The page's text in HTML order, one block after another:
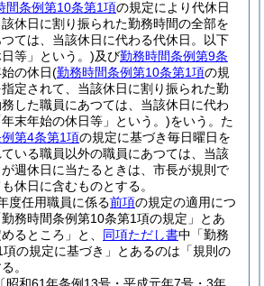
間条例第10条第1項の規定により代休日
休日に割り振られた勤務時間の全部を
ては、当該休日に代わる代休日。以下
日等」という。)及び勤務時間条例第9条
の休日(勤務時間条例第10条第1項の規
定されて、当該休日に割り振られた勤
した職員にあつては、当該休日に代わ
末年始の休日等」という。)をいう。 た
第4条第1項の規定に基づき毎日曜日を
いる職員以外の職員にあつては、当該
週休日に当たるときは、市長が規則で
休日に含むものとする。
度任用職員に係る前項の規定の適用につ
務時間条例第10条第1項の規定」とあ
るところ」と、 同項ただし書中「勤務
の規定に基づき」とあるのは「規則の
。